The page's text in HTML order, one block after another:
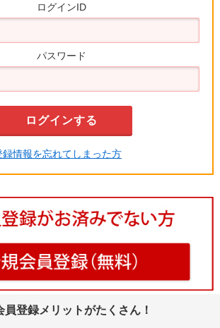
ログインID
パスワード
情報を忘れてしまった方
員登録メリットがたくさん！